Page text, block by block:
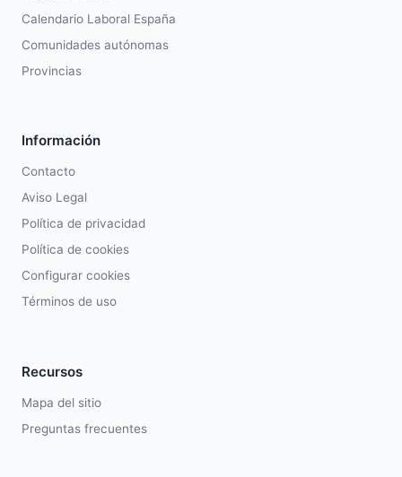
Calendario Laboral España
Comunidades autónomas
Provincias
Información
Contacto
Aviso Legal
Política de privacidad
Política de cookies
Configurar cookies
Términos de uso
Recursos
Mapa del sitio
Preguntas frecuentes